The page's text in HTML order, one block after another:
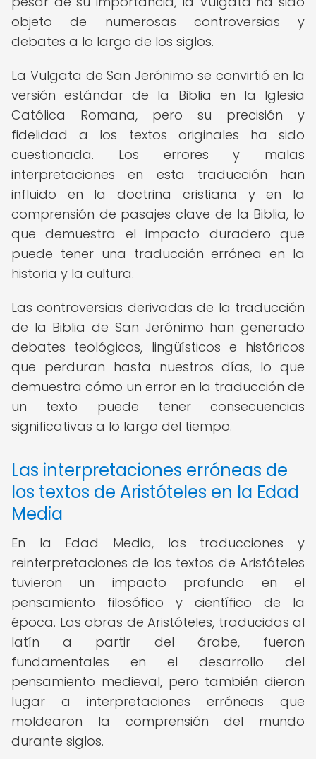
objeto de numerosas controversias y
debates a lo largo de los siglos.
La Vulgata de San Jerónimo se convirtió en la
versión estándar de la Biblia en la Iglesia
Católica Romana, pero su precisión y
fidelidad a los textos originales ha sido
cuestionada. Los errores y malas
interpretaciones en esta traducción han
influido en la doctrina cristiana y en la
comprensión de pasajes clave de la Biblia, lo
que demuestra el impacto duradero que
puede tener una traducción errónea en la
historia y la cultura.
Las controversias derivadas de la traducción
de la Biblia de San Jerónimo han generado
debates teológicos, lingüísticos e históricos
que perduran hasta nuestros días, lo que
demuestra cómo un error en la traducción de
un texto puede tener consecuencias
significativas a lo largo del tiempo.
Las interpretaciones erróneas de
los textos de Aristóteles en la Edad
Media
En la Edad Media, las traducciones y
reinterpretaciones de los textos de Aristóteles
tuvieron un impacto profundo en el
pensamiento filosófico y científico de la
época. Las obras de Aristóteles, traducidas al
latín a partir del árabe, fueron
fundamentales en el desarrollo del
pensamiento medieval, pero también dieron
lugar a interpretaciones erróneas que
moldearon la comprensión del mundo
durante siglos.